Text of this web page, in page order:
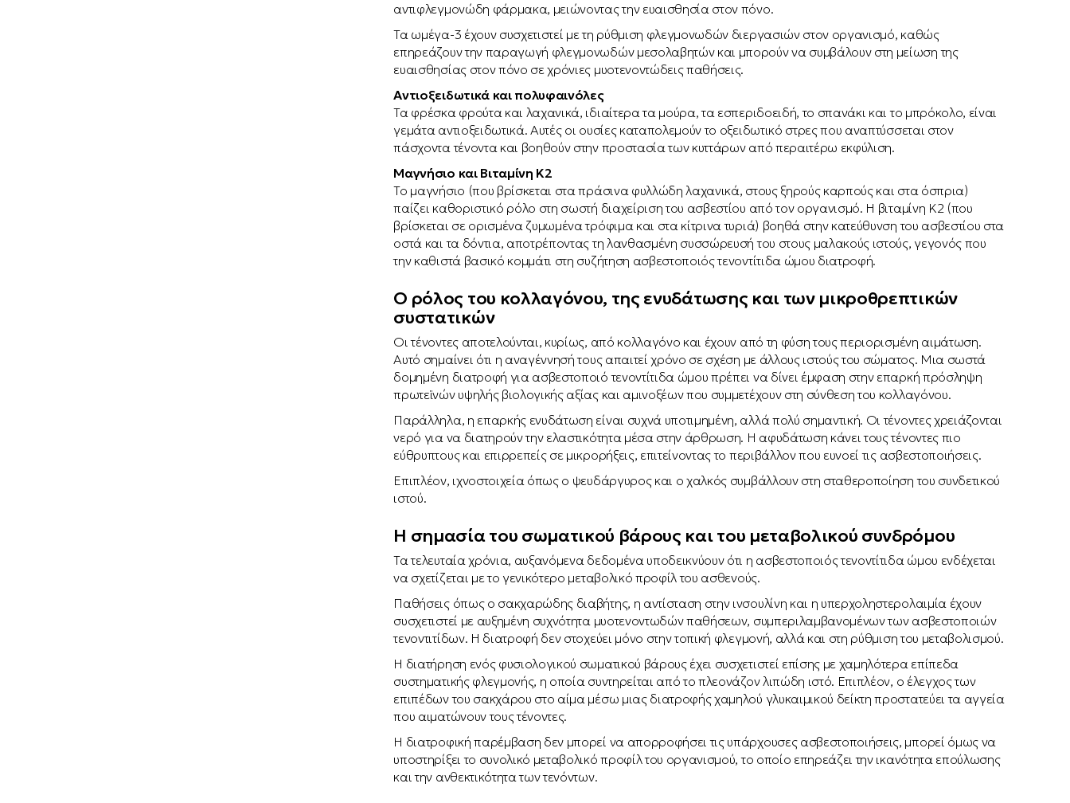
αντιφλεγμονώδη φάρμακα, μειώνοντας την ευαισθησία στον πόνο.
Τα ωμέγα-3 έχουν συσχετιστεί με τη ρύθμιση φλεγμονωδών διεργασιών στον οργανισμό, καθώς
επηρεάζουν την παραγωγή φλεγμονωδών μεσολαβητών και μπορούν να συμβάλουν στη μείωση της
ευαισθησίας στον πόνο σε χρόνιες μυοτενοντώδεις παθήσεις.
Αντιοξειδωτικά και πολυφαινόλες
Τα φρέσκα φρούτα και λαχανικά, ιδιαίτερα τα μούρα, τα εσπεριδοειδή, το σπανάκι και το μπρόκολο, είναι
γεμάτα αντιοξειδωτικά. Αυτές οι ουσίες καταπολεμούν το οξειδωτικό στρες που αναπτύσσεται στον
πάσχοντα τένοντα και βοηθούν στην προστασία των κυττάρων από περαιτέρω εκφύλιση.
Μαγνήσιο και Βιταμίνη Κ2
Το μαγνήσιο (που βρίσκεται στα πράσινα φυλλώδη λαχανικά, στους ξηρούς καρπούς και στα όσπρια)
παίζει καθοριστικό ρόλο στη σωστή διαχείριση του ασβεστίου από τον οργανισμό. Η βιταμίνη Κ2 (που
βρίσκεται σε ορισμένα ζυμωμένα τρόφιμα και στα κίτρινα τυριά) βοηθά στην κατεύθυνση του ασβεστίου στα
οστά και τα δόντια, αποτρέποντας τη λανθασμένη συσσώρευσή του στους μαλακούς ιστούς, γεγονός που
την καθιστά βασικό κομμάτι στη συζήτηση ασβεστοποιός τενοντίτιδα ώμου διατροφή.
Ο ρόλος του κολλαγόνου, της ενυδάτωσης και των μικροθρεπτικών
συστατικών
Οι τένοντες αποτελούνται, κυρίως, από κολλαγόνο και έχουν από τη φύση τους περιορισμένη αιμάτωση.
Αυτό σημαίνει ότι η αναγέννησή τους απαιτεί χρόνο σε σχέση με άλλους ιστούς του σώματος. Μια σωστά
δομημένη διατροφή για ασβεστοποιό τενοντίτιδα ώμου πρέπει να δίνει έμφαση στην επαρκή πρόσληψη
πρωτεϊνών υψηλής βιολογικής αξίας και αμινοξέων που συμμετέχουν στη σύνθεση του κολλαγόνου.
Παράλληλα, η επαρκής ενυδάτωση είναι συχνά υποτιμημένη, αλλά πολύ σημαντική. Οι τένοντες χρειάζονται
νερό για να διατηρούν την ελαστικότητα μέσα στην άρθρωση. Η αφυδάτωση κάνει τους τένοντες πιο
εύθρυπτους και επιρρεπείς σε μικρορήξεις, επιτείνοντας το περιβάλλον που ευνοεί τις ασβεστοποιήσεις.
Επιπλέον, ιχνοστοιχεία όπως ο ψευδάργυρος και ο χαλκός συμβάλλουν στη σταθεροποίηση του συνδετικού
ιστού.
Η σημασία του σωματικού βάρους και του μεταβολικού συνδρόμου
Τα τελευταία χρόνια, αυξανόμενα δεδομένα υποδεικνύουν ότι η ασβεστοποιός τενοντίτιδα ώμου ενδέχεται
να σχετίζεται με το γενικότερο μεταβολικό προφίλ του ασθενούς.
Παθήσεις όπως ο σακχαρώδης διαβήτης, η αντίσταση στην ινσουλίνη και η υπερχοληστερολαιμία έχουν
συσχετιστεί με αυξημένη συχνότητα μυοτενοντωδών παθήσεων, συμπεριλαμβανομένων των ασβεστοποιών
τενοντιτίδων. Η διατροφή δεν στοχεύει μόνο στην τοπική φλεγμονή, αλλά και στη ρύθμιση του μεταβολισμού.
Η διατήρηση ενός φυσιολογικού σωματικού βάρους έχει συσχετιστεί επίσης με χαμηλότερα επίπεδα
συστηματικής φλεγμονής, η οποία συντηρείται από το πλεονάζον λιπώδη ιστό. Επιπλέον, ο έλεγχος των
επιπέδων του σακχάρου στο αίμα μέσω μιας διατροφής χαμηλού γλυκαιμικού δείκτη προστατεύει τα αγγεία
που αιματώνουν τους τένοντες.
Η διατροφική παρέμβαση δεν μπορεί να απορροφήσει τις υπάρχουσες ασβεστοποιήσεις, μπορεί όμως να
υποστηρίξει το συνολικό μεταβολικό προφίλ του οργανισμού, το οποίο επηρεάζει την ικανότητα επούλωσης
και την ανθεκτικότητα των τενόντων.